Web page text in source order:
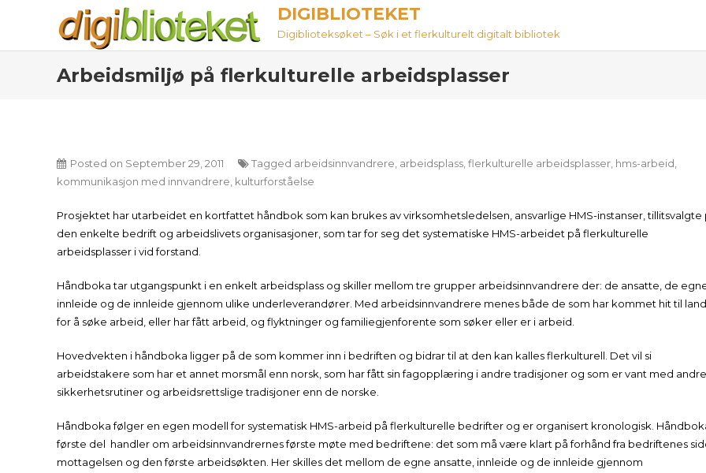
DIGIBLIOTEKET
Digiblioteksøket – Søk i et flerkulturelt digitalt bibliotek
Arbeidsmiljø på flerkulturelle arbeidsplasser
Posted on September 29, 2011 Tagged arbeidsinnvandrere arbeidsplass flerkulturelle arbeidsplasser hms-arbeid
kommunikasjon med innvandrere kulturforståelse
Prosjektet har utarbeidet en kortfattet håndbok som kan brukes av virksomhetsledelsen, ansvarlige HMS-instanser, tillitsvalgte
den enkelte bedrift og arbeidslivets organisasjoner, som tar for seg det systematiske HMS-arbeidet på flerkulturelle
arbeidsplasser i vid forstand.
Håndboka tar utgangspunkt i en enkelt arbeidsplass og skiller mellom tre grupper arbeidsinnvandrere der: de ansatte, de
innleide og de innleide gjennom ulike underleverandører. Med arbeidsinnvandrere menes både de som har kommet hit til
for å søke arbeid, eller har fått arbeid, og flyktninger og familiegjenforente som søker eller er i arbeid.
Hovedvekten i håndboka ligger på de som kommer inn i bedriften og bidrar til at den kan kalles flerkulturell. Det vil si
arbeidstakere som har et annet morsmål enn norsk, som har fått sin fagopplæring i andre tradisjoner og som er vant med andre
sikkerhetsrutiner og arbeidsrettslige tradisjoner enn de norske.
Håndboka følger en egen modell for systematisk HMS-arbeid på flerkulturelle bedrifter og er organisert kronologisk.
første del handler om arbeidsinnvandrernes første møte med bedriftene: det som må være klart på forhånd fra bedriftenes
mottagelsen og den første arbeidsøkten. Her skilles det mellom de egne ansatte, innleide og de innleide gjennom